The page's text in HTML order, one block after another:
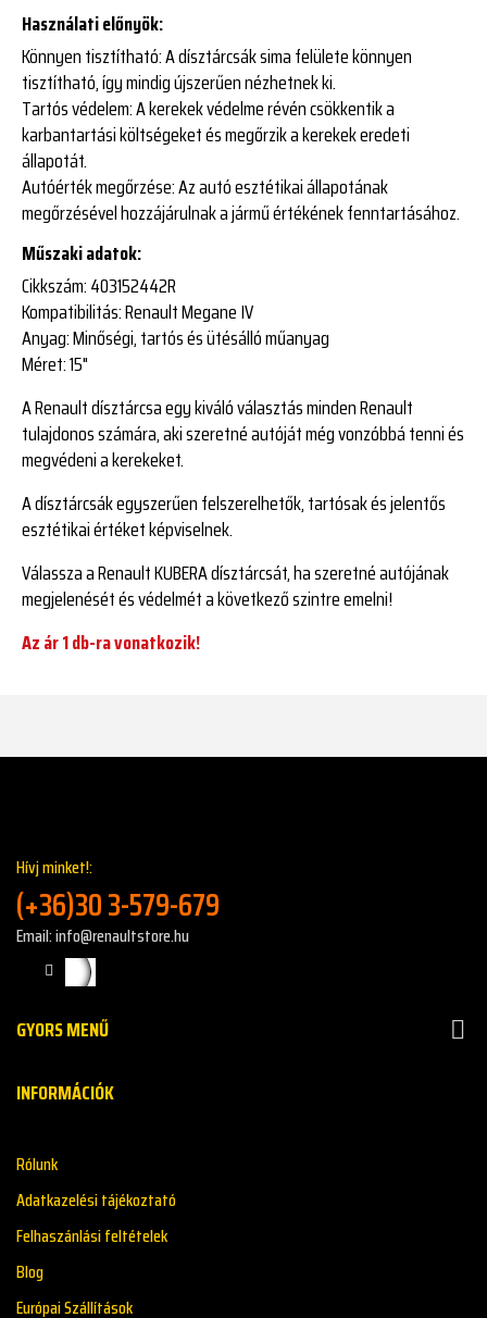
Használati előnyök:
Könnyen tisztítható:A dísztárcsák sima felülete könnyen
tisztítható, így mindig újszerűen nézhetnek ki.
Tartós védelem:A kerekek védelme révén csökkentik a
karbantartási költségeket és megőrzik a kerekek eredeti
állapotát.
Autóérték megőrzése:Az autó esztétikai állapotának
megőrzésével hozzájárulnak a jármű értékének fenntartásához.
Műszaki adatok:
Cikkszám:403152442R
Kompatibilitás:Renault Megane IV
Anyag:Minőségi, tartós és ütésálló műanyag
Méret:15"
A Renault dísztárcsa egy kiváló választás minden Renault
tulajdonos számára, aki szeretné autóját még vonzóbbá tenni és
megvédeni a kerekeket.
A dísztárcsák egyszerűen felszerelhetők, tartósak és jelentős
esztétikai értéket képviselnek.
Válassza a Renault KUBERA dísztárcsát, ha szeretné autójának
megjelenését és védelmét a következő szintre emelni!
Az ár 1 db-ra vonatkozik!
Hívj minket!:
(+36)30 3-579-679
Email: info@renaultstore.hu
GYORS MENŰ 
INFORMÁCIÓK
Rólunk
Adatkazelési tájékoztató
Felhaszánlási feltételek
Blog
Európai Szállítások